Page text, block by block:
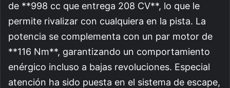
de **998 cc que entrega 208 CV**, lo que le
permite rivalizar con cualquiera en la pista. La
potencia se complementa con un par motor de
**116 Nm**, garantizando un comportamiento
enérgico incluso a bajas revoluciones. Especial
atención ha sido puesta en el sistema de escape,